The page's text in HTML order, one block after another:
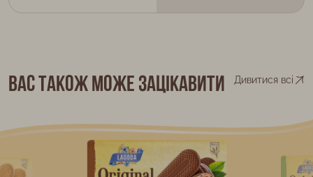
Вас також може зацікавити Дивитися всі